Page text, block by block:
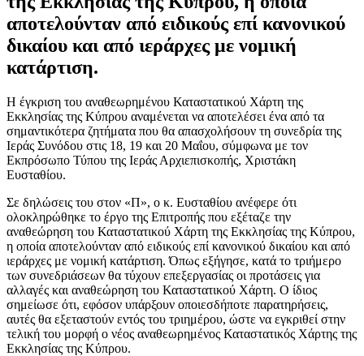
αποτελούνταν από ειδικούς επί κανονικού
δικαίου και από ιεράρχες με νομική
κατάρτιση.
Η έγκριση του αναθεωρημένου Καταστατικού Χάρτη της
Εκκλησίας της Κύπρου αναμένεται να αποτελέσει ένα από τα
σημαντικότερα ζητήματα που θα απασχολήσουν τη συνεδρία της
Ιεράς Συνόδου στις 18, 19 και 20 Μαΐου, σύμφωνα με τον
Εκπρόσωπο Τύπου της Ιεράς Αρχιεπισκοπής, Χριστάκη
Ευσταθίου.
Σε δηλώσεις του στον «Π», ο κ. Ευσταθίου ανέφερε ότι
ολοκληρώθηκε το έργο της Επιτροπής που εξέταζε την
αναθεώρηση του Καταστατικού Χάρτη της Εκκλησίας της Κύπρου,
η οποία αποτελούνταν από ειδικούς επί κανονικού δικαίου και από
ιεράρχες με νομική κατάρτιση. Όπως εξήγησε, κατά το τριήμερο
των συνεδριάσεων θα τύχουν επεξεργασίας οι προτάσεις για
αλλαγές και αναθεώρηση του Καταστατικού Χάρτη. Ο ίδιος
σημείωσε ότι, εφόσον υπάρξουν οποιεσδήποτε παρατηρήσεις,
αυτές θα εξεταστούν εντός του τριημέρου, ώστε να εγκριθεί στην
τελική του μορφή ο νέος αναθεωρημένος Καταστατικός Χάρτης της
Εκκλησίας της Κύπρου.